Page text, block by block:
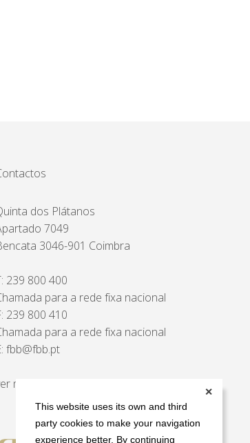
This website uses its own and third
party cookies to make your navigation
experience better. By continuing
✕
dos Plátanos
7049
3046-901 Coimbra
239 800 400
para a rede fixa nacional
239 800 410
para a rede fixa nacional
fbb@fbb.pt
mapa